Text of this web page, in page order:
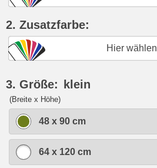
2. Zusatzfarbe:
Hier wählen
3. Größe: klein
(Breite x Höhe)
48 x 90 cm
64 x 120 cm